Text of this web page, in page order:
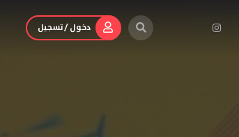
دخول / تسجيل